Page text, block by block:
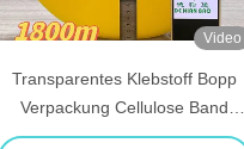
Video
Transparentes Klebstoff Bopp
Verpackung Cellulose Band
Fabrik angepasst